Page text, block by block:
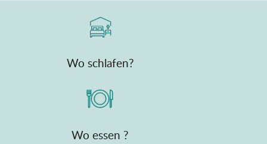
Wo schlafen?
Wo essen ?